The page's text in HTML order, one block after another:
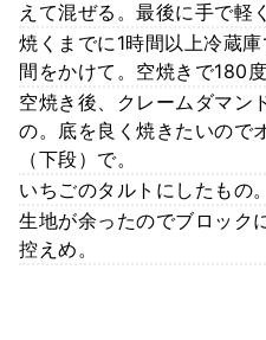
えて混ぜる。最後に手で軽
焼くまでに1時間以上冷蔵
間をかけて。空焼きで180
空焼き後、クレームダマン
の。底を良く焼きたいので
（下段）で。
いちごのタルトにしたもの。
生地が余ったのでブロック
控えめ。